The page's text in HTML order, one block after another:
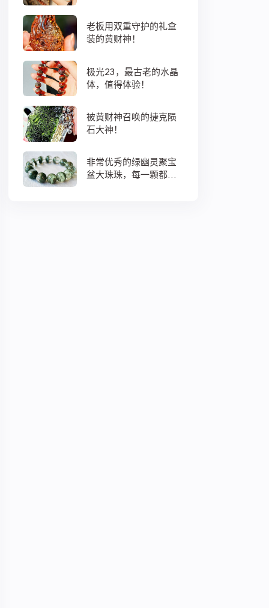
老板用双重守护的礼盒
装的黄财神！
极光23，最古老的水晶
体，值得体验！
被黄财神召唤的捷克陨
石大神！
非常优秀的绿幽灵聚宝
盆大珠珠，每一颗都蕴